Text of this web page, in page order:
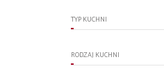
TYP KUCHNI
RODZAJ KUCHNI